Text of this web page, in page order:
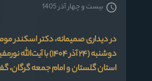
در دیداری صمیمانه، دکتر اسکندر
دوشنبه (۲۴ آذر ۱۴۰۴) با
استان گلستان و امام جمعه گرگان،
بیست و چهار آذر 1405